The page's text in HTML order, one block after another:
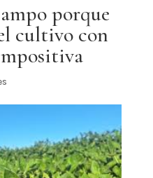
porque
cultivo con